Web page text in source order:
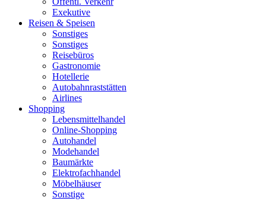
Exekutive
Reisen & Speisen
Sonstiges
Sonstiges
Reisebüros
Gastronomie
Hotellerie
Autobahnraststätten
Airlines
Shopping
Lebensmittelhandel
Online-Shopping
Autohandel
Modehandel
Baumärkte
Elektrofachhandel
Möbelhäuser
Sonstige